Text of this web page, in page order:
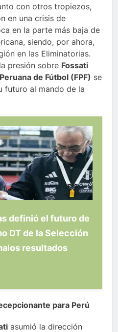
con otros tropiezos,
en una crisis de
en la parte más baja de
siendo, por ahora,
en las Eliminatorias.
presión sobre Fossati
de Fútbol (FPF) se
futuro al mando de la
definió el futuro de
DT de la Selección
resultados
para Perú
asumió la dirección